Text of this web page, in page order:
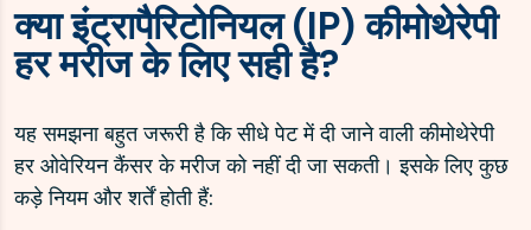
क्या इंट्रापैरिटोनियल (IP) कीमोथेरेपी
हर मरीज के लिए सही है?
यह समझना बहुत जरूरी है कि सीधे पेट में दी जाने वाली कीमोथेरेपी
हर ओवेरियन कैंसर के मरीज को नहीं दी जा सकती। इसके लिए कुछ
कड़े नियम और शर्तें होती हैं: